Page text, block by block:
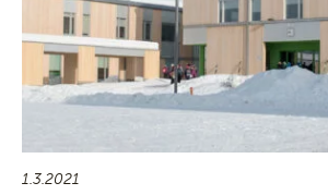
1.3.2021